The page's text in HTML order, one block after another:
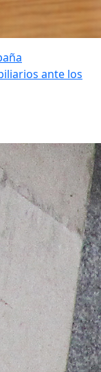
ante los